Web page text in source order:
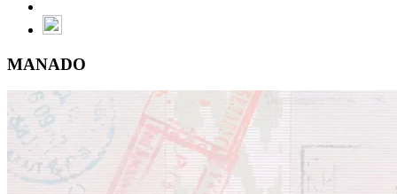
MANADO